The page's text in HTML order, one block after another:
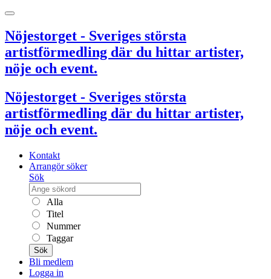
Nöjestorget - Sveriges största
artistförmedling där du hittar artister,
nöje och event.
Nöjestorget - Sveriges största
artistförmedling där du hittar artister,
nöje och event.
Kontakt
Arrangör söker
Sök
Alla
Titel
Nummer
Taggar
Sök
Bli medlem
Logga in